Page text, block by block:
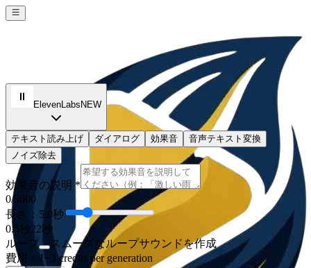
ElevenLabs NEW
テキスト読み上げ ダイアログ 効果音
音声テキスト変換
ノイズ除去
効果音の説明 *
0/5000
長さ：5.0秒
0.5秒22秒
ループ
スムーズなループサウンドを作成
費用： 1~3 credits per generation